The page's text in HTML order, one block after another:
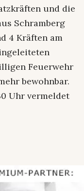
und die
Schramberg
4 Kräften am
Feuerwehr
bewohnbar.
Uhr vermeldet